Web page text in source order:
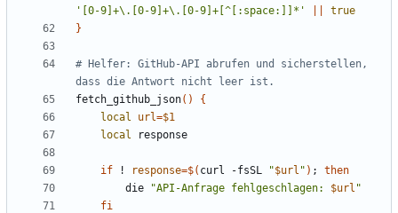
'[0-9]+\.[0-9]+\.[0-9]+[^[:space:]]*'
true
}
# Helfer: GitHub-API abrufen und sicherstellen,
dass die Antwort nicht leer ist.
fetch_github_json()
{
local
url=$1
local
if ! response=$( curl -fsSL "$url " ) ;
then
        die
"API-Anfrage fehlgeschlagen: $url "
fi